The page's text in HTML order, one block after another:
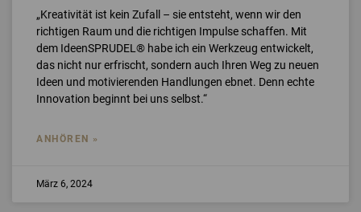
„Kreativität ist kein Zufall – sie entsteht, wenn wir den
richtigen Raum und die richtigen Impulse schaffen. Mit
dem IdeenSPRUDEL® habe ich ein Werkzeug entwickelt,
das nicht nur erfrischt, sondern auch Ihren Weg zu neuen
Ideen und motivierenden Handlungen ebnet. Denn echte
Innovation beginnt bei uns selbst.“
ANHÖREN »
März 6, 2024